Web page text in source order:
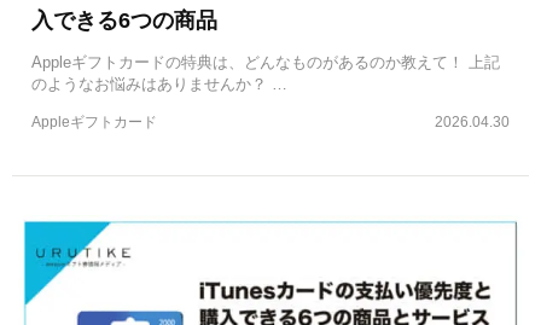
入できる6つの商品
Appleギフトカードの特典は、どんなものがあるのか教えて！ 上記
のようなお悩みはありませんか？ …
2026.04.30
Appleギフトカード